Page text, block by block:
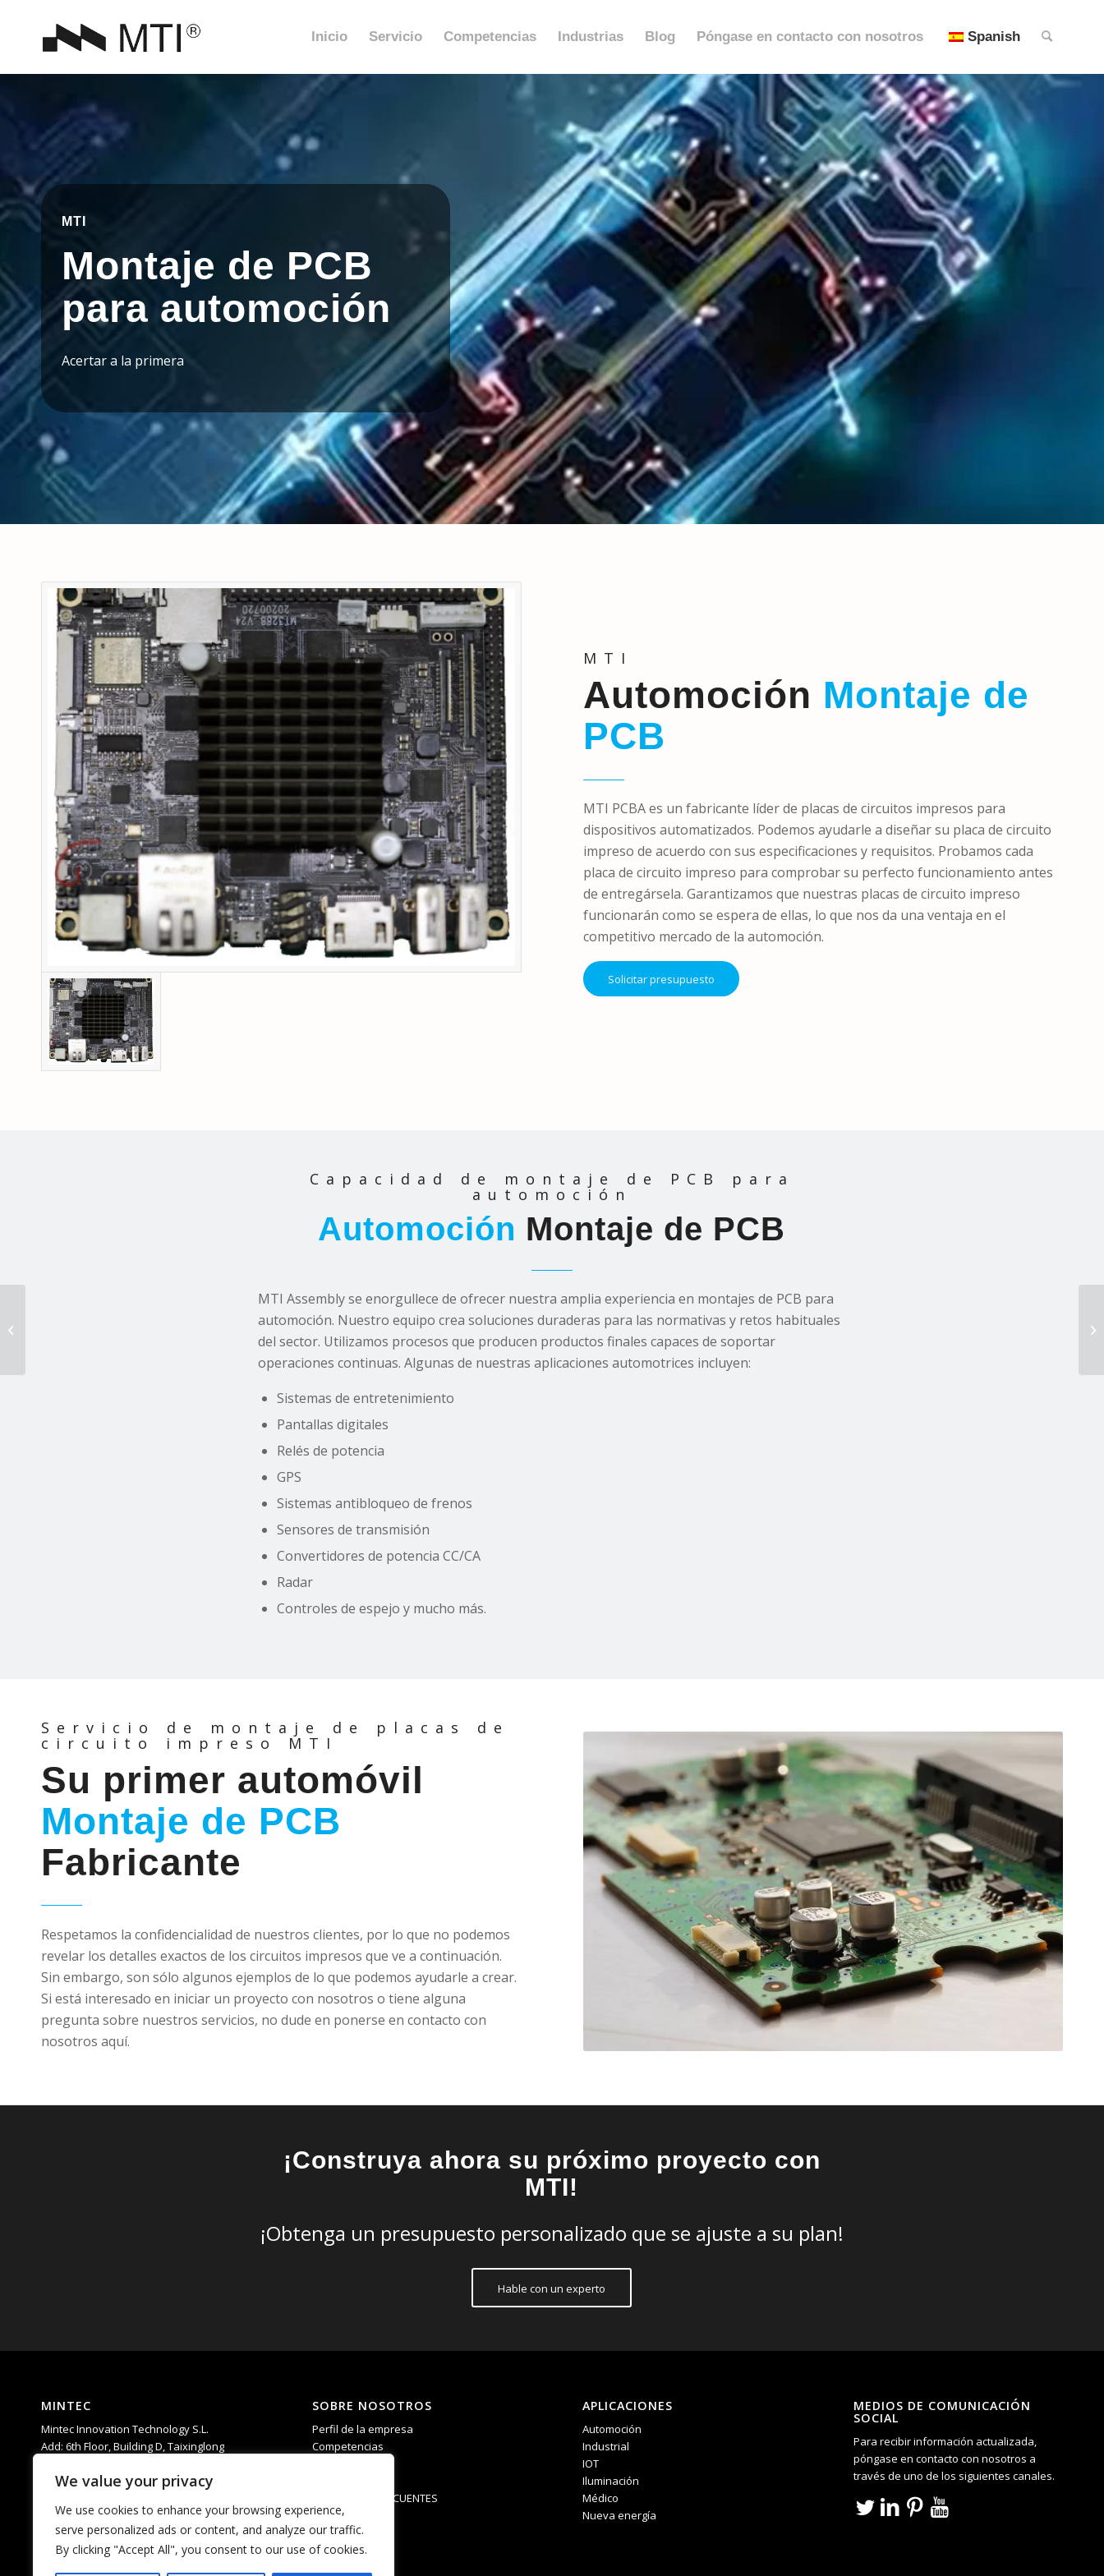
We value your privacy
We use cookies to enhance your browsing experience,
serve personalized ads or content, and analyze our traffic.
By clicking "Accept All", you consent to our use of cookies.
Inicio Servicio Competencias Industrias Blog Póngase en contacto con nosotros Spanish
MTI
Montaje de PCB
para automoción
Acertar a la primera
MTI
Automoción Montaje de
PCB
MTI PCBA es un fabricante líder de placas de circuitos impresos para
dispositivos automatizados. Podemos ayudarle a diseñar su placa de circuito
impreso de acuerdo con sus especificaciones y requisitos. Probamos cada
placa de circuito impreso para comprobar su perfecto funcionamiento antes
de entregársela. Garantizamos que nuestras placas de circuito impreso
funcionarán como se espera de ellas, lo que nos da una ventaja en el
competitivo mercado de la automoción.
Solicitar presupuesto
Capacidad de montaje de PCB para
automoción
Automoción Montaje de PCB
MTI Assembly se enorgullece de ofrecer nuestra amplia experiencia en montajes de PCB para
automoción. Nuestro equipo crea soluciones duraderas para las normativas y retos habituales
del sector. Utilizamos procesos que producen productos finales capaces de soportar
operaciones continuas. Algunas de nuestras aplicaciones automotrices incluyen:
Sistemas de entretenimiento
Pantallas digitales
Relés de potencia
GPS
Sistemas antibloqueo de frenos
Sensores de transmisión
Convertidores de potencia CC/CA
Radar
Controles de espejo y mucho más.
Servicio de montaje de placas de
circuito impreso MTI
Su primer automóvil
Montaje de PCB
Fabricante
Respetamos la confidencialidad de nuestros clientes, por lo que no podemos
revelar los detalles exactos de los circuitos impresos que ve a continuación.
Sin embargo, son sólo algunos ejemplos de lo que podemos ayudarle a crear.
Si está interesado en iniciar un proyecto con nosotros o tiene alguna
pregunta sobre nuestros servicios, no dude en ponerse en contacto con
nosotros aquí.
¡Construya ahora su próximo proyecto con
MTI!
¡Obtenga un presupuesto personalizado que se ajuste a su plan!
Hable con un experto
MINTEC
Mintec Innovation Technology S.L.
Add: 6th Floor, Building D, Taixinglong
District, Shenzhen，China.
Correo electrónico:
matti.chan@mintecinno.com
vincent@mintecinno.com
SOBRE NOSOTROS
Perfil de la empresa
Competencias
PREGUNTAS FRECUENTES
APLICACIONES
Automoción
Industrial
IOT
Iluminación
Médico
Nueva energía
MEDIOS DE COMUNICACIÓN
SOCIAL
Para recibir información actualizada,
póngase en contacto con nosotros a
través de uno de los siguientes canales.